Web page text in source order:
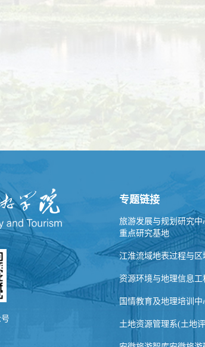
专题链接
旅游发展与规划研究
重点研究基地
江淮流域地表过程与
资源环境与地理信息
国情教育及地理培训
土地资源管理系(土地